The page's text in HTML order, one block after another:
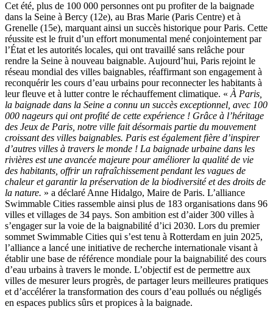
Cet été, plus de 100 000 personnes ont pu profiter de la baignade
dans la Seine à Bercy (12e), au Bras Marie (Paris Centre) et à
Grenelle (15e), marquant ainsi un succès historique pour Paris. Cette
réussite est le fruit d’un effort monumental mené conjointement par
l’État et les autorités locales, qui ont travaillé sans relâche pour
rendre la Seine à nouveau baignable. Aujourd’hui, Paris rejoint le
réseau mondial des villes baignables, réaffirmant son engagement à
reconquérir les cours d’eau urbains pour reconnecter les habitants à
leur fleuve et à lutter contre le réchauffement climatique. «À Paris,
la baignade dans la Seine a connu un succès exceptionnel, avec 100
000 nageurs qui ont profité de cette expérience ! Grâce à l’héritage
des Jeux de Paris, notre ville fait désormais partie du mouvement
croissant des villes baignables. Paris est également fière d’inspirer
d’autres villes à travers le monde ! La baignade urbaine dans les
rivières est une avancée majeure pour améliorer la qualité de vie
des habitants, offrir un rafraîchissement pendant les vagues de
chaleur et garantir la préservation de la biodiversité et des droits de
la nature. » a déclaré Anne Hidalgo, Maire de Paris. L’alliance
Swimmable Cities rassemble ainsi plus de 183 organisations dans 96
villes et villages de 34 pays. Son ambition est d’aider 300 villes à
s’engager sur la voie de la baignabilité d’ici 2030. Lors du premier
sommet Swimmable Cities qui s’est tenu à Rotterdam en juin 2025,
l’alliance a lancé une initiative de recherche internationale visant à
établir une base de référence mondiale pour la baignabilité des cours
d’eau urbains à travers le monde. L’objectif est de permettre aux
villes de mesurer leurs progrès, de partager leurs meilleures pratiques
et d’accélérer la transformation des cours d’eau pollués ou négligés
en espaces publics sûrs et propices à la baignade.